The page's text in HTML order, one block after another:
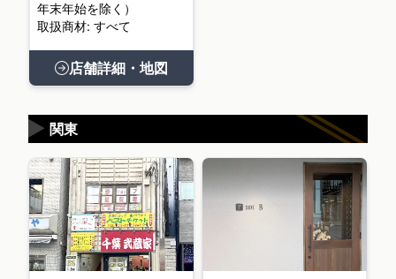
年末年始を除く）
取扱商材: すべて
店舗詳細・地図
関東
▶